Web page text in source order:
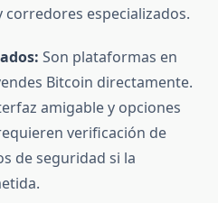
especializados.
Son plataformas en
Bitcoin directamente.
amigable y opciones
verificación de
de seguridad si la